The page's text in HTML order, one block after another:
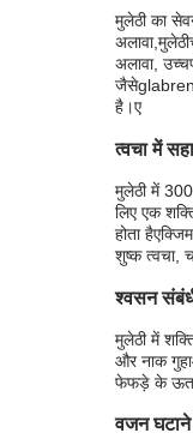
मुलेठी का
अलावा,मुलेठी
अलावा, उच्च
जैसे
है।ए
त्वचा में
मुलेठी में
लिए एक
होता है
शुष्क त्वचा,
श्वसन
मुलेठी में
और नाक
फेफड़े के
वजन